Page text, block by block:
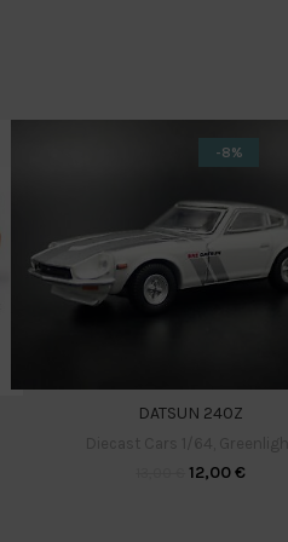
-8%
DATSUN 240Z
12,00€